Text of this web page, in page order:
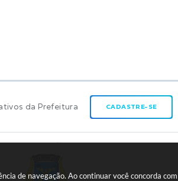
de navegação. Ao continuar você concorda
da Prefeitura CADASTRE-SE